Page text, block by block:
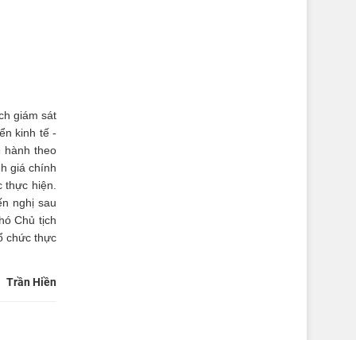
giám sát
kinh tế -
hành theo
giá chính
hiện.
nghị sau
Chủ tịch
chức thực
Trần Hiền